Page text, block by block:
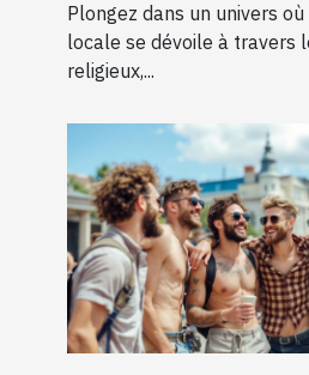
Plongez dans un univers
locale se dévoile à travers
religieux,...